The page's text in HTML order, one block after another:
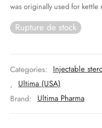
was originally used for kettle
Rupture de stock
Categories: Injectable
, Ultima (USA)
Brand: Ultima Pharma